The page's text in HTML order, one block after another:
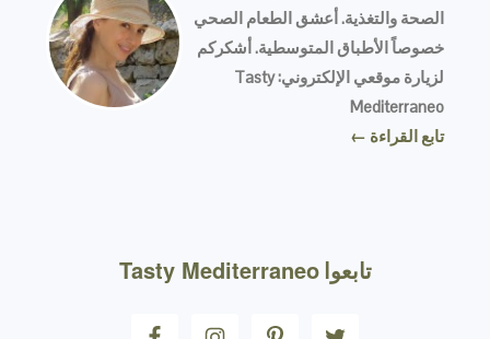
الصحة والتغذية. أعشق الطعام الصحي
خصوصاً الأطباق المتوسطية. أشكركم
لزيارة موقعي الإلكتروني: Tasty
Mediterraneo
تابع القراءة ←
تابعوا Tasty Mediterraneo